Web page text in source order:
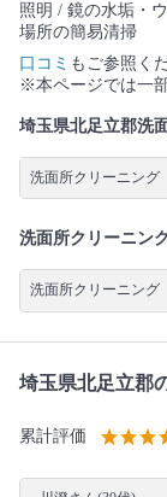
照明 / 鏡の水垢・
場所の簡易清掃
口コミ もご参照く
※本ページでは一
埼玉県北足立郡洗
洗面所クリーニング
洗面所クリーニン
洗面所クリーニング
埼玉県北足立郡
累計評価